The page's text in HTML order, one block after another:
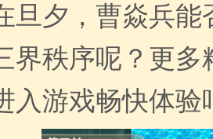
旦夕，曹焱兵能
界秩序呢？更多
入游戏畅快体验